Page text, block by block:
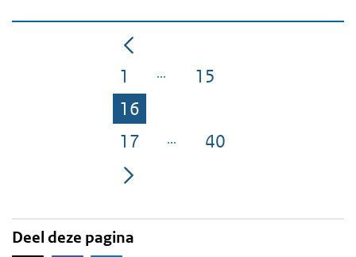
Pagina
1 Pagina
15
Pagina
16
Pagina
17 Pagina
40
Deel deze pagina